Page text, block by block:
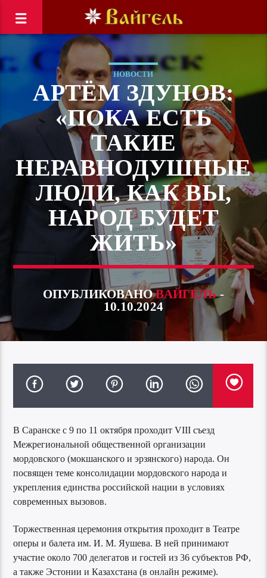
НОВОСТИ
АРТЁМ ЗДУНОВ:
«ПОКА ЕСТЬ
ТАКИЕ
НЕРАВНОДУШНЫЕ
ЛЮДИ, КАК ВЫ,
НАРОД БУДЕТ
ЖИТЬ»
ОПУБЛИКОВАНОВАЙГЕЛЬ-
10.10.2024
В Саранске с 9 по 11 октября проходит VIII съезд
Межрегиональной общественной организации
мордовского (мокшанского и эрзянского) народа. Он
посвящен теме консолидации мордовского народа и
укрепления единства российской нации в условиях
современных вызовов.
Торжественная церемония открытия проходит в Театре
оперы и балета им. И. М. Яушева. В ней принимают
участие около 700 делегатов и гостей из 36 субъектов РФ,
а также Эстонии и Казахстана (в онлайн режиме).